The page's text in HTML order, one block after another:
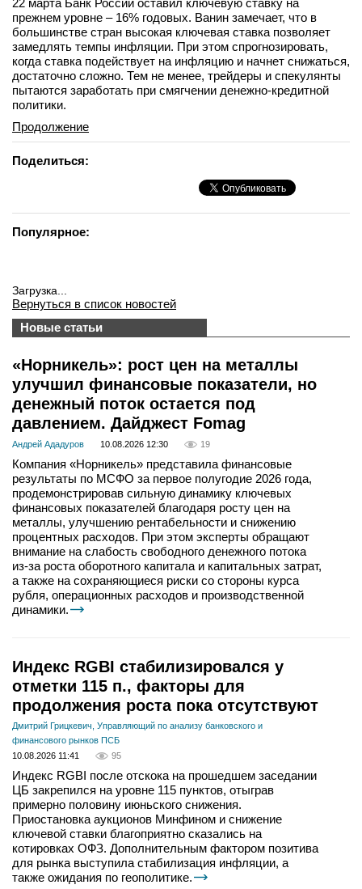
22 марта Банк России оставил ключевую ставку на
прежнем уровне – 16% годовых. Ванин замечает, что в
большинстве стран высокая ключевая ставка позволяет
замедлять темпы инфляции. При этом спрогнозировать,
когда ставка подействует на инфляцию и начнет снижаться,
достаточно сложно. Тем не менее, трейдеры и спекулянты
пытаются заработать при смягчении денежно-кредитной
политики.
Продолжение
Поделиться:
Популярное:
Загрузка...
Вернуться в список новостей
Новые статьи
«Норникель»: рост цен на металлы
улучшил финансовые показатели, но
денежный поток остается под
давлением. Дайджест Fomag
Андрей Ададуров 10.08.2026 12:30 19
Компания «Норникель» представила финансовые
результаты по МСФО за первое полугодие 2026 года,
продемонстрировав сильную динамику ключевых
финансовых показателей благодаря росту цен на
металлы, улучшению рентабельности и снижению
процентных расходов. При этом эксперты обращают
внимание на слабость свободного денежного потока
из-за роста оборотного капитала и капитальных затрат,
а также на сохраняющиеся риски со стороны курса
рубля, операционных расходов и производственной
динамики.
Индекс RGBI стабилизировался у
отметки 115 п., факторы для
продолжения роста пока отсутствуют
Дмитрий Грицкевич, Управляющий по анализу банковского и
финансового рынков ПСБ
10.08.2026 11:41
95
Индекс RGBI после отскока на прошедшем заседании
ЦБ закрепился на уровне 115 пунктов, отыграв
примерно половину июньского снижения.
Приостановка аукционов Минфином и снижение
ключевой ставки благоприятно сказались на
котировках ОФЗ. Дополнительным фактором позитива
для рынка выступила стабилизация инфляции, а
также ожидания по геополитике.